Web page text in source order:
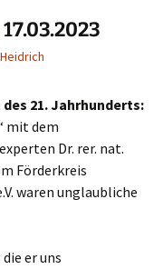
21. Jahrhunderts:
mit dem
Dr. rer. nat.
Förderkreis
waren unglaubliche
er uns